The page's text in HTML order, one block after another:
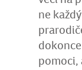
ne
pomoci,